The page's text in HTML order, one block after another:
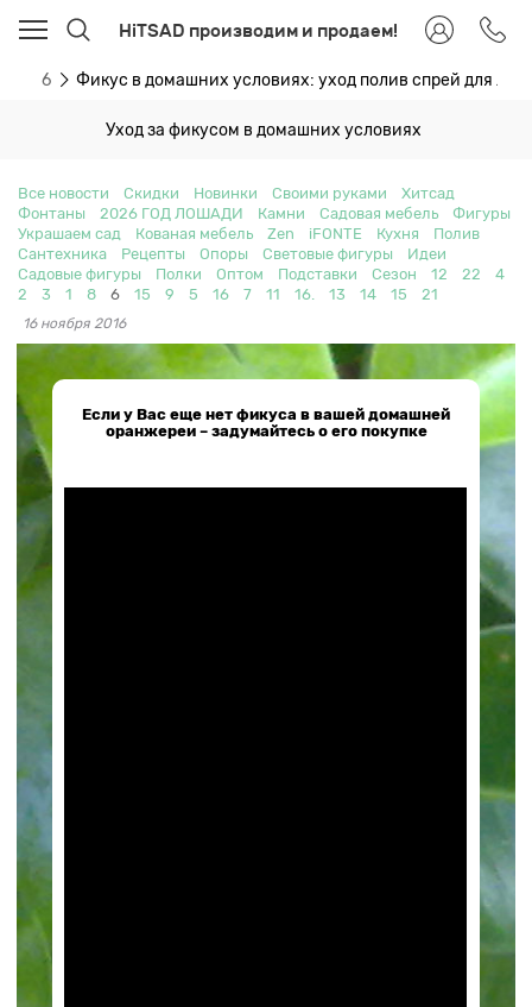
HiTSAD производим и продаем!
6 Фикус в домашних условиях: уход полив спрей для
Уход за фикусом в домашних условиях
Все новости Скидки Новинки Своими руками
Хитсад
Фонтаны
2026 ГОД ЛОШАДИ Камни Садовая мебель
Фигуры
Украшаем сад
Кованая мебель Zen iFONTE Кухня
Полив
Сантехника
Рецепты Опоры Световые фигуры
Идеи
Садовые фигуры
Полки Оптом Подставки Сезон 12 22
4
2
3 1 8 6 15 9 5 16 7 11 16. 13 14 15 21
16 ноября 2016
Если у Вас еще нет фикуса в вашей домашней
оранжереи – задумайтесь о его покупке